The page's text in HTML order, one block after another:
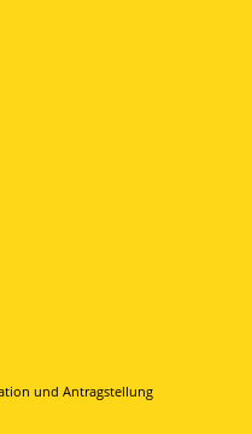
und Antragstellung